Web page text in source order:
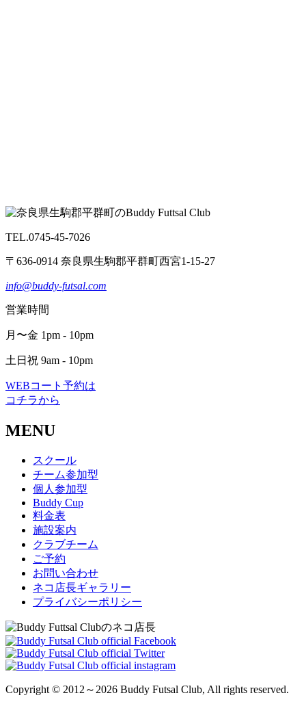
TEL.0745-45-7026
〒636-0914 奈良県生駒郡平群町西宮1-15-27
info@buddy-futsal.com
営業時間
月〜金 1pm - 10pm
土日祝 9am - 10pm
WEBコート予約は
コチラから
MENU
スクール
チーム参加型
個人参加型
Buddy Cup
料金表
施設案内
クラブチーム
ご予約
お問い合わせ
ネコ店長ギャラリー
プライバシーポリシー
Copyright © 2012～2026 Buddy Futsal Club, All rights reserved.